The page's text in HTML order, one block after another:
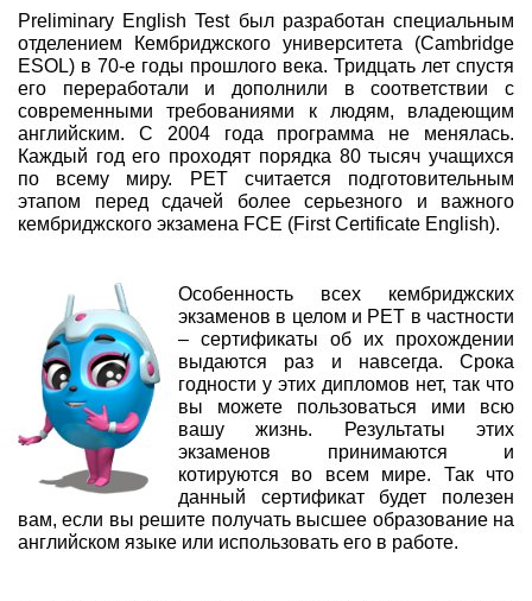
Preliminary English Test был разработан специальным
отделением Кембриджского университета (Cambridge
ESOL) в 70-е годы прошлого века. Тридцать лет спустя
его переработали и дополнили в соответствии с
современными требованиями к людям, владеющим
английским. С 2004 года программа не менялась.
Каждый год его проходят порядка 80 тысяч учащихся
по всему миру. PET считается подготовительным
этапом перед сдачей более серьезного и важного
кембриджского экзамена FCE (First Certificate English).
Особенность всех кембриджских
экзаменов в целом и PET в частности
– сертификаты об их прохождении
выдаются раз и навсегда. Срока
годности у этих дипломов нет, так что
вы можете пользоваться ими всю
вашу жизнь. Результаты этих
экзаменов принимаются и
котируются во всем мире. Так что
данный сертификат будет полезен
вам, если вы решите получать высшее образование на
английском языке или использовать его в работе.